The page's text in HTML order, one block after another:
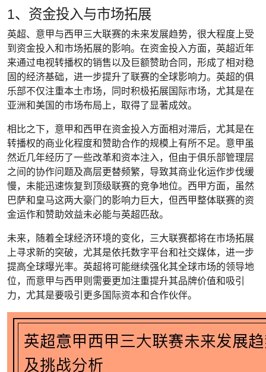
1、资金投入与市场拓展
英超、意甲与西甲三大联赛的未来发展趋势，很大程度上受
到资金投入和市场拓展的影响。在资金投入方面，英超近年
来通过电视转播权的销售以及巨额赞助合同，形成了相对稳
固的经济基础，进一步提升了联赛的全球影响力。英超的俱
乐部不仅注重本土市场，同时积极拓展国际市场，尤其是在
亚洲和美国的市场布局上，取得了显著成效。
相比之下，意甲和西甲在资金投入方面相对滞后，尤其是在
转播权的商业化程度和赞助合作的规模上有所不足。意甲虽
然近几年经历了一些改革和资本注入，但由于俱乐部管理层
之间的协作问题及高层更替频繁，导致其商业化运作步伐缓
慢，未能迅速恢复到顶级联赛的竞争地位。西甲方面，虽然
巴萨和皇马这两大豪门的影响力巨大，但西甲整体联赛的资
金运作和赞助效益未必能与英超匹敌。
未来，随着全球经济环境的变化，三大联赛都将在市场拓展
上寻求新的突破，尤其是依托数字平台和社交媒体，进一步
提高全球曝光率。英超将可能继续强化其全球市场的领导地
位，而意甲与西甲则需要更加注重提升其品牌价值和吸引
力，尤其是要吸引更多国际资本和合作伙伴。